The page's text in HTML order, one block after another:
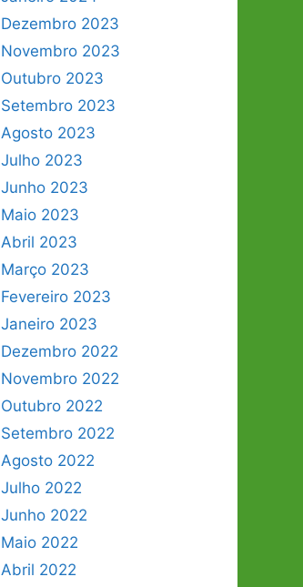
Dezembro 2023
Novembro 2023
Outubro 2023
Setembro 2023
Agosto 2023
Julho 2023
Junho 2023
Maio 2023
Abril 2023
Março 2023
Fevereiro 2023
Janeiro 2023
Dezembro 2022
Novembro 2022
Outubro 2022
Setembro 2022
Agosto 2022
Julho 2022
Junho 2022
Maio 2022
Abril 2022